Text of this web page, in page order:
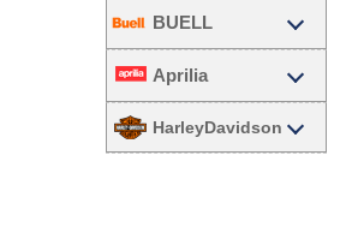
BUELL
Aprilia
HarleyDavidson